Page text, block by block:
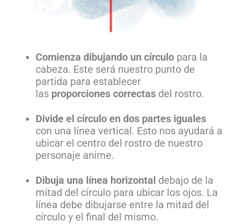
Comienza dibujando un círculo para la
cabeza. Este será nuestro punto de
partida para establecer
las proporciones correctas del rostro.
Divide el círculo en dos partes iguales
con una línea vertical. Esto nos ayudará a
ubicar el centro del rostro de nuestro
personaje anime.
Dibuja una línea horizontal debajo de la
mitad del círculo para ubicar los ojos. La
línea debe dibujarse entre la mitad del
círculo y el final del mismo.